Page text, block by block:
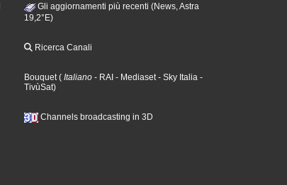
Gli aggiornamenti più recenti (News, Astra
19,2°E)
Ricerca Canali
Bouquet( Italiano - RAI - Mediaset- Sky Italia -
TivùSat)
Channels broadcasting in 3D